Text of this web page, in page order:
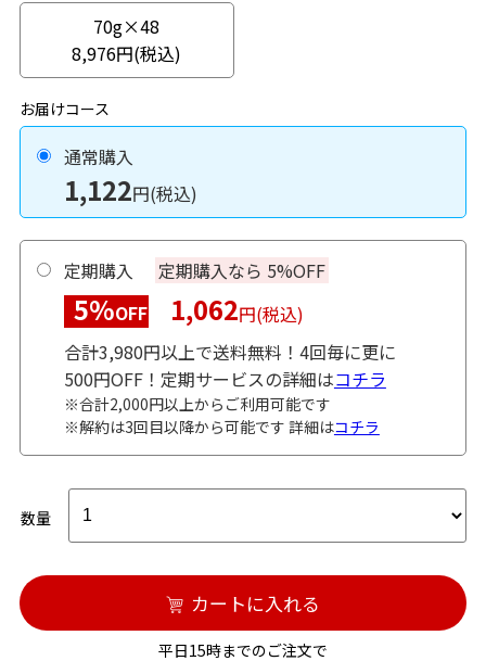
70g×48
8,976円(税込)
お届けコース
通常購入
1,122円(税込)
定期購入 定期購入なら 5%OFF
5%OFF 1,062円(税込)
合計3,980円以上で送料無料！4回毎に更に
500円OFF！定期サービスの詳細はコチラ
※合計2,000円以上からご利用可能です
※解約は3回目以降から可能です 詳細はコチラ
数量
カートに入れる
平日15時までのご注文で